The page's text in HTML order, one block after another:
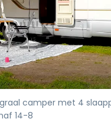
camper met 4
14-8